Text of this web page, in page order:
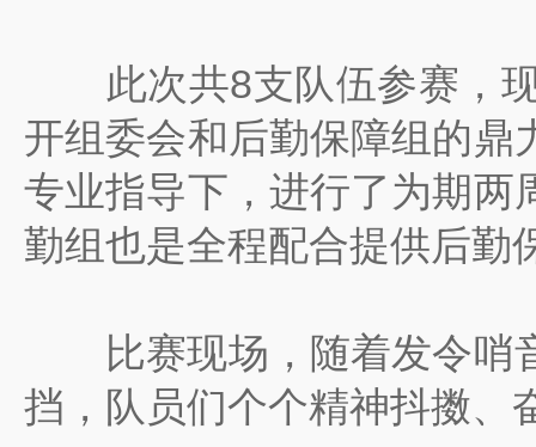
此次共8支队伍参赛，现
开组委会和后勤保障组的鼎
专业指导下，进行了为期两
勤组也是全程配合提供后勤
比赛现场，随着发令哨音
挡，队员们个个精神抖擞、